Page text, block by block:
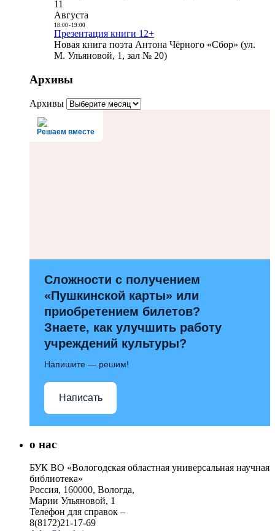
11
Августа
18:00- 19:00
Презентация книги 12+
Новая книга поэта Антона Чёрного «Сбор» (ул.
М. Ульяновой, 1, зал № 20)
Архивы
Архивы
Решаем вместе
Сложности с получением
«Пушкинской карты» или
приобретением билетов?
Знаете, как улучшить работу
учреждений культуры?
Напишите — решим!
Написать
о нас
БУК ВО «Вологодская областная универсальная научная
библиотека»
Россия, 160000, Вологда,
Марии Ульяновой, 1
Телефон для справок –
8(8172)21-17-69